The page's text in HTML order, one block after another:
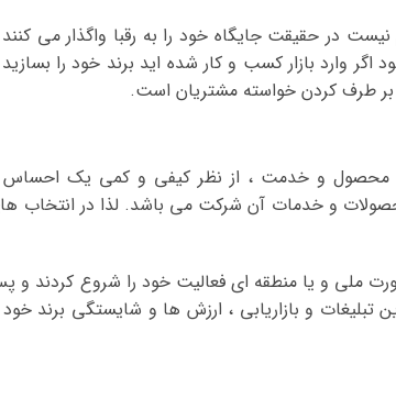
در حقیقت جایگاه خود را به رقبا واگذار می
وارد بازار کسب و کار شده اید برند خود را
بر طرف کردن خواسته مشتریان است.
محصول و خدمت ، از نظر کیفی و کمی یک
و خدمات آن شرکت می باشد. لذا در انتخاب
ملی و یا منطقه ای فعالیت خود را شروع کردند و
تبلیغات و بازاریابی ، ارزش ها و شایستگی برند خود